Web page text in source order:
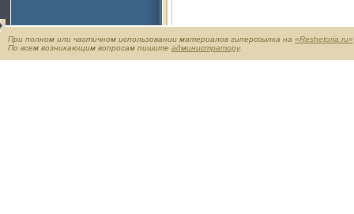
При полном или частичном использовании материалов гиперссылка на «Reshetoria.ru»
По всем возникающим вопросам пишите администратору.